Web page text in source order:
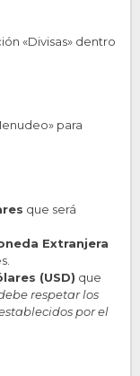
«Divisas» dentro
para
que será
Extranjera
(USD) que
respetar los
por el